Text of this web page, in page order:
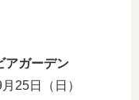
ガーデン
25日（日）